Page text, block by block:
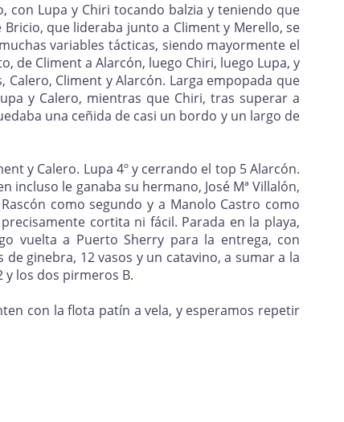
con Lupa y Chiri tocando balzia y teniendo que
que lideraba junto a Climent y Merello, se
variables tácticas, siendo mayormente el
de Climent a Alarcón, luego Chiri, luego Lupa, y
Calero, Climent y Alarcón. Larga empopada que
y Calero, mientras que Chiri, tras superar a
una ceñida de casi un bordo y un largo de
y Calero. Lupa 4º y cerrando el top 5 Alarcón.
incluso le ganaba su hermano, José Mª Villalón,
como segundo y a Manolo Castro como
cortita ni fácil. Parada en la playa,
vuelta a Puerto Sherry para la entrega, con
ginebra, 12 vasos y un catavino, a sumar a la
y los dos pirmeros B.
con la flota patín a vela, y esperamos repetir